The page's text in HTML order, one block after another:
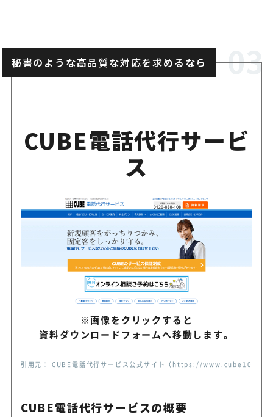
秘書のような高品質な対応を求めるなら
CUBE電話代行サービ
ス
※画像をクリックすると
資料ダウンロードフォームへ移動します。
引用元： CUBE電話代行サービス公式サイト（https://www.cube108.jp/
CUBE電話代行サービスの概要